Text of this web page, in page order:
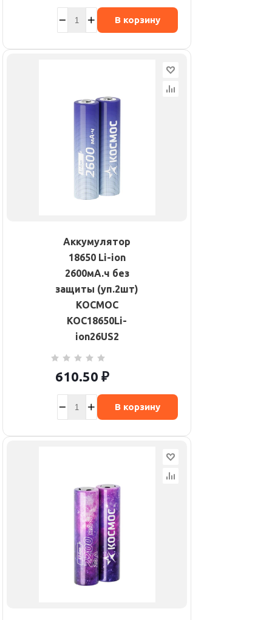
В корзину
Аккумулятор
18650 Li-ion
2600мА.ч без
защиты (уп.2шт)
КОСМОС
KOC18650Li-
ion26US2
610.50 ₽
В корзину